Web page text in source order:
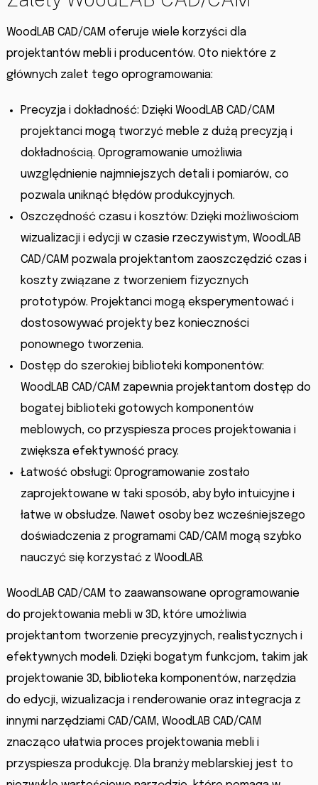
WoodLAB CAD/CAM oferuje wiele korzyści dla
projektantów mebli i producentów. Oto niektóre z
głównych zalet tego oprogramowania:
Precyzja i dokładność: Dzięki WoodLAB CAD/CAM
projektanci mogą tworzyć meble z dużą precyzją i
dokładnością. Oprogramowanie umożliwia
uwzględnienie najmniejszych detali i pomiarów, co
pozwala uniknąć błędów produkcyjnych.
Oszczędność czasu i kosztów: Dzięki możliwościom
wizualizacji i edycji w czasie rzeczywistym, WoodLAB
CAD/CAM pozwala projektantom zaoszczędzić czas i
koszty związane z tworzeniem fizycznych
prototypów. Projektanci mogą eksperymentować i
dostosowywać projekty bez konieczności
ponownego tworzenia.
Dostęp do szerokiej biblioteki komponentów:
WoodLAB CAD/CAM zapewnia projektantom dostęp do
bogatej biblioteki gotowych komponentów
meblowych, co przyspiesza proces projektowania i
zwiększa efektywność pracy.
Łatwość obsługi: Oprogramowanie zostało
zaprojektowane w taki sposób, aby było intuicyjne i
łatwe w obsłudze. Nawet osoby bez wcześniejszego
doświadczenia z programami CAD/CAM mogą szybko
nauczyć się korzystać z WoodLAB.
WoodLAB CAD/CAM to zaawansowane oprogramowanie
do projektowania mebli w 3D, które umożliwia
projektantom tworzenie precyzyjnych, realistycznych i
efektywnych modeli. Dzięki bogatym funkcjom, takim jak
projektowanie 3D, biblioteka komponentów, narzędzia
do edycji, wizualizacja i renderowanie oraz integracja z
innymi narzędziami CAD/CAM, WoodLAB CAD/CAM
znacząco ułatwia proces projektowania mebli i
przyspiesza produkcję. Dla branży meblarskiej jest to